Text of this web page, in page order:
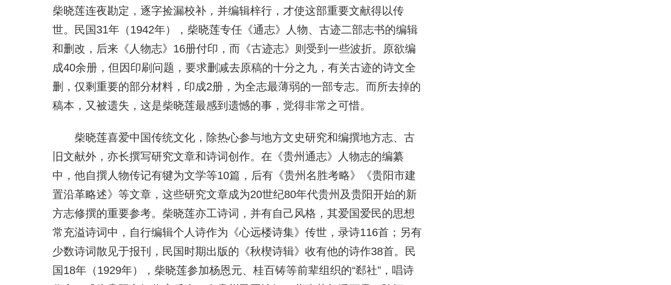
柴晓莲连夜勘定，逐字捡漏校补，并编辑梓行，才使这部重要文献得以传
世。民国31年（1942年），柴晓莲专任《通志》人物、古迹二部志书的编辑
和删改，后来《人物志》16册付印，而《古迹志》则受到一些波折。原欲编
成40余册，但因印刷问题，要求删减去原稿的十分之九，有关古迹的诗文全
删，仅剩重要的部分材料，印成2册，为全志最薄弱的一部专志。而所去掉的
稿本，又被遗失，这是柴晓莲最感到遗憾的事，觉得非常之可惜。
柴晓莲喜爱中国传统文化，除热心参与地方文史研究和编撰地方志、古
旧文献外，亦长撰写研究文章和诗词创作。在《贵州通志》人物志的编纂
中，他自撰人物传记有犍为文学等10篇，后有《贵州名胜考略》《贵阳市建
置沿革略述》等文章，这些研究文章成为20世纪80年代贵州及贵阳开始的新
方志修撰的重要参考。柴晓莲亦工诗词，并有自己风格，其爱国爱民的思想
常充溢诗词中，自行编辑个人诗作为《心远楼诗集》传世，录诗116首；另有
少数诗词散见于报刊，民国时期出版的《秋楔诗辑》收有他的诗作38首。民
国18年（1929年），柴晓莲参加杨恩元、桂百铸等前辈组织的“郄社”，唱诗